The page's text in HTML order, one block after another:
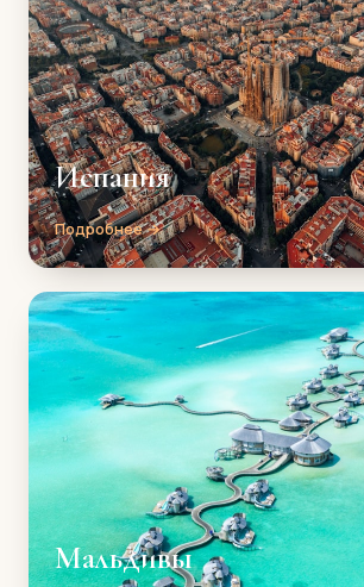
Испания
Подробнее →
Мальдивы